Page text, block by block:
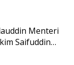
Menteri
Saifuddin…